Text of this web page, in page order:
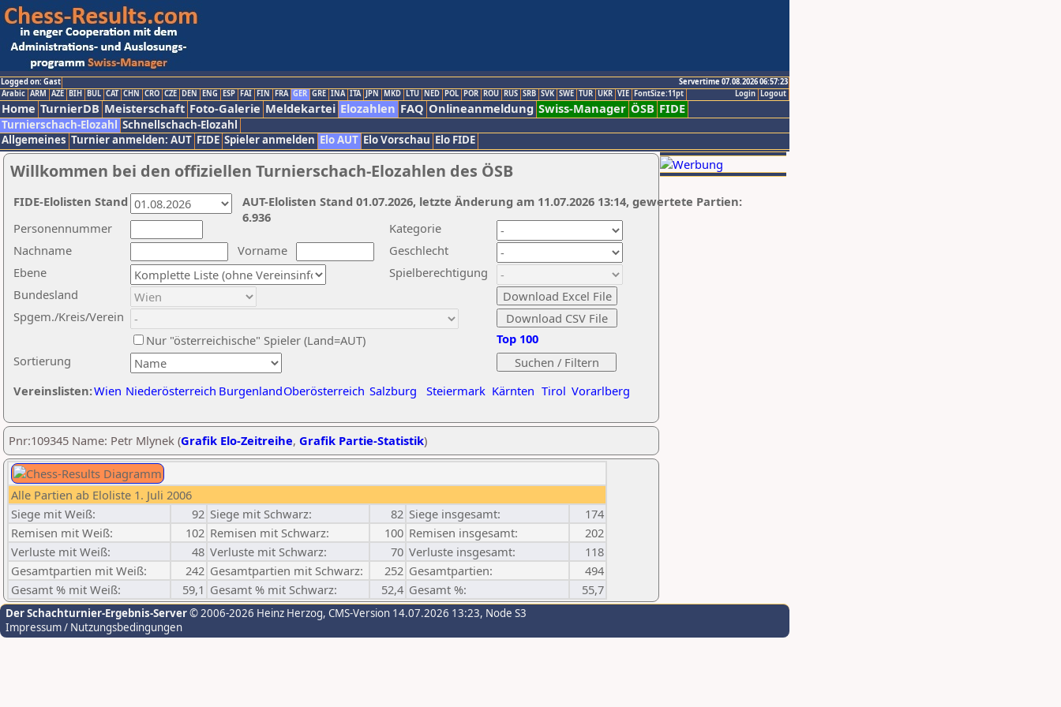
Logged on: Gast
Servertime 07.08.2026 06:57:23
Logout
Login
Arabic ARM AZE BIH BUL CAT CHN CRO CZE DEN ENG ESP FAI FIN FRA GER GRE INA ITA JPN MKD LTU NED POL POR ROU RUS SRB SVK SWE TUR UKR VIE FontSize:11pt
Home TurnierDB Meisterschaft Foto-Galerie Meldekartei Elozahlen FAQ Onlineanmeldung Swiss-Manager ÖSB FIDE
Turnierschach-Elozahl Schnellschach-Elozahl
Allgemeines Turnier anmelden: AUT FIDE Spieler anmelden Elo AUT Elo Vorschau Elo FIDE
Willkommen bei den offiziellen Turnierschach-Elozahlen des ÖSB
Nachname
Vorname
Ebene
Kategorie
Sortierung
Personennummer
Bundesland
Spgem./Kreis/Verein
Geschlecht
Nur "österreichische" Spieler (Land=AUT)
Spielberechtigung
Vereinslisten:Wien Niederösterreich BurgenlandOberösterreich Salzburg Steiermark Kärnten Tirol Vorarlberg
Top 100
AUT-Elolisten Stand 01.07.2026, letzte Änderung am 11.07.2026 13:14, gewertete Partien:
6.936
FIDE-Elolisten Stand
Pnr:109345 Name: Petr Mlynek (Grafik Elo-Zeitreihe, Grafik Partie-Statistik)
Alle Partien ab Eloliste 1. Juli 2006
Siege mit Weiß:
92 Siege mit Schwarz: 82 Siege insgesamt:
174
Remisen mit Weiß:
102 Remisen mit Schwarz: 100 Remisen insgesamt:
202
Verluste mit Weiß:
48 Verluste mit Schwarz: 70 Verluste insgesamt:
118
Gesamtpartien mit Weiß:
242 Gesamtpartien mit Schwarz: 252 Gesamtpartien:
494
Gesamt % mit Weiß:
59,1 Gesamt % mit Schwarz: 52,4 Gesamt %: 55,7
Der Schachturnier-Ergebnis-Server© 2006-2026 Heinz Herzog, CMS-Version 14.07.2026 13:23, Node S3
Impressum / Nutzungsbedingungen